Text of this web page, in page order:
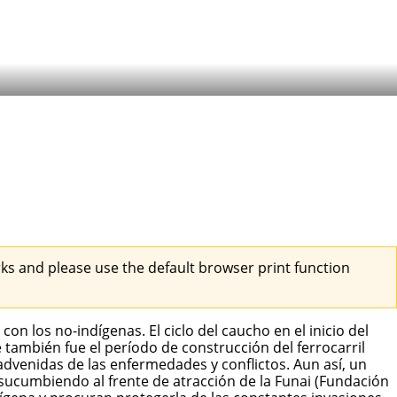
and please use the default browser print function
los no-indígenas. El ciclo del caucho en el inicio del
también fue el período de construcción del ferrocarril
de las enfermedades y conflictos. Aun así, un
al frente de atracción de la Funai (Fundación